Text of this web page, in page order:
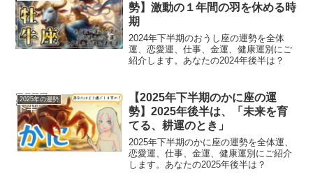
勢】激動の１年間の羽を休める時
期
2024年下半期のおうし座の運勢を全体
運、恋愛運、仕事、金運、健康運別にご
紹介します。あなたの2024年後半は？
2025年の運勢
【2025年下半期のかに座の運
勢】2025年後半は、「未来を育
てる、耕運のとき」
2025年下半期のかに座の運勢を全体運、
恋愛運、仕事、金運、健康運別にご紹介
します。あなたの2025年後半は？